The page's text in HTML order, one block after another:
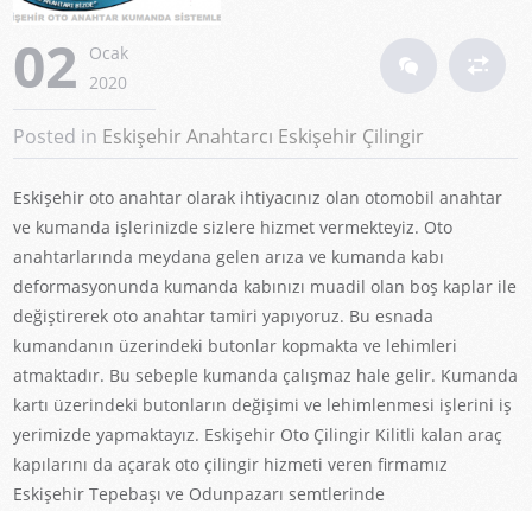
02
Ocak
2020
Posted in Eskişehir Anahtarcı Eskişehir Çilingir
Eskişehir oto anahtar olarak ihtiyacınız olan otomobil anahtar
ve kumanda işlerinizde sizlere hizmet vermekteyiz. Oto
anahtarlarında meydana gelen arıza ve kumanda kabı
deformasyonunda kumanda kabınızı muadil olan boş kaplar ile
değiştirerek oto anahtar tamiri yapıyoruz. Bu esnada
kumandanın üzerindeki butonlar kopmakta ve lehimleri
atmaktadır. Bu sebeple kumanda çalışmaz hale gelir. Kumanda
kartı üzerindeki butonların değişimi ve lehimlenmesi işlerini iş
yerimizde yapmaktayız. Eskişehir Oto Çilingir Kilitli kalan araç
kapılarını da açarak oto çilingir hizmeti veren firmamız
Eskişehir Tepebaşı ve Odunpazarı semtlerinde